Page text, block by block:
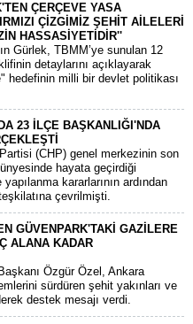
ÇERÇEVE YASA
ÇİZGİMİZ ŞEHİT AİLELERİ
HASSASİYETİDİR''
Gürlek, TBMM’ye sunulan 12
detaylarını açıklayarak
hedefinin milli bir devlet politikası
23 İLÇE BAŞKANLIĞI'NDA
(CHP) genel merkezinin son
hayata geçirdiği
kararlarının ardından
çevrilmişti.
GÜVENPARK'TAKİ GAZİLERE
ALANA KADAR
Özgür Özel, Ankara
sürdüren şehit yakınları ve
destek mesajı verdi.